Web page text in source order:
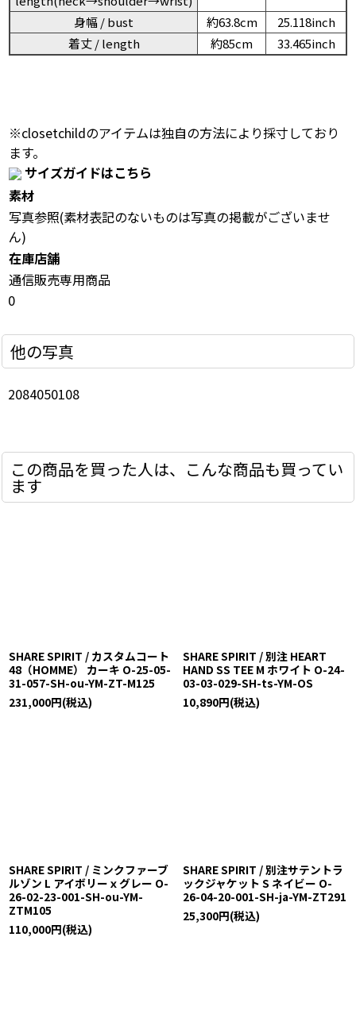
身幅 / bust
約63.8cm
25.118inch
着丈 / length
約85cm 33.465inch
※closetchildのアイテムは独自の方法により採寸しており
ます。
サイズガイドはこちら
素材
写真参照(素材表記のないものは写真の掲載がございませ
ん)
在庫店舗
通信販売専用商品
0
他の写真
2084050108
この商品を買った人は、こんな商品も買ってい
ます
SHARE SPIRIT / カスタムコート
48（HOMME） カーキ O-25-05-
31-057-SH-ou-YM-ZT-M125
231,000円(税込)
SHARE SPIRIT / 別注 HEART
HAND SS TEE M ホワイト O-24-
03-03-029-SH-ts-YM-OS
10,890円(税込)
SHARE SPIRIT / ミンクファーブ
ルゾン L アイボリーｘグレー O-
26-02-23-001-SH-ou-YM-
ZTM105
110,000円(税込)
SHARE SPIRIT / 別注サテントラ
ックジャケット S ネイビー O-
26-04-20-001-SH-ja-YM-ZT291
25,300円(税込)